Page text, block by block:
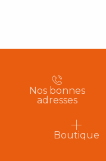
Nos bonnes
adresses
Boutique